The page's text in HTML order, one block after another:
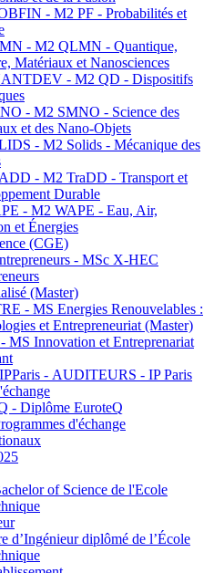
- M2 PF - Probabilités et
- M2 QLMN - Quantique,
Matériaux et Nanosciences
- M2 QD - Dispositifs
- M2 SMNO - Science des
et des Nano-Objets
- M2 Solids - Mécanique des
- M2 TraDD - Transport et
Durable
- M2 WAPE - Eau, Air,
et Énergies
(CGE)
- MSc X-HEC
(Master)
- MS Energies Renouvelables :
et Entrepreneuriat (Master)
MS Innovation et Entreprenariat
- AUDITEURS - IP Paris
- Diplôme EuroteQ
d'échange
of Science de l'Ecole
d’Ingénieur diplômé de l’École